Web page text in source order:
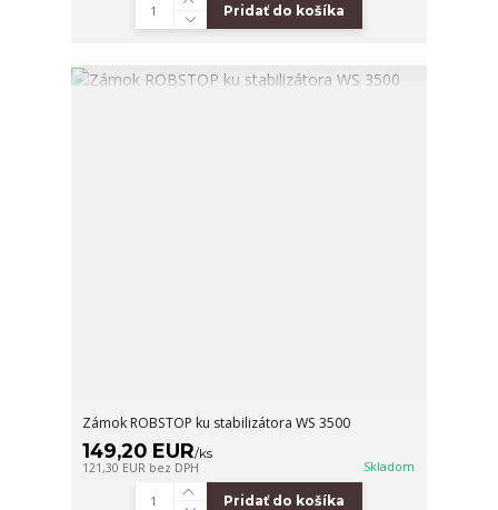
Pridať do košíka
Zámok ROBSTOP ku stabilizátora WS 3500
149,20 EUR/ks
121,30 EUR bez DPH Skladom
Pridať do košíka